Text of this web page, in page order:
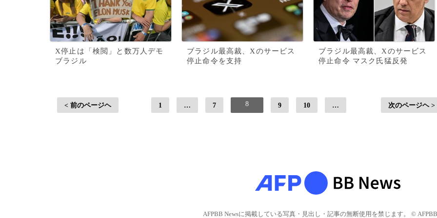
X停止は「検閲」と数万人デモ
ブラジル
ブラジル最高裁、Xのサービス
停止命令を支持
ブラジル最高裁、Xのサービス
停止命令 マスク氏猛反発
< 前のページヘ 1 … 7 8 9 10 … 次のページヘ >
AFPBB Newsに掲載している写真・見出し・記事の無断使用を禁じます。 © AFPBB